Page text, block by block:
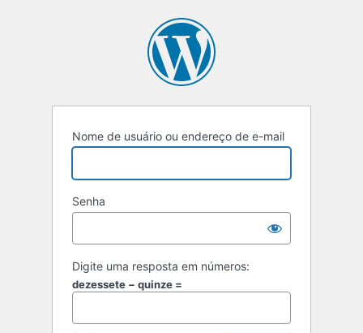
Nome de usuário ou endereço de e-mail
Senha
Digite uma resposta em números:
dezessete − quinze =